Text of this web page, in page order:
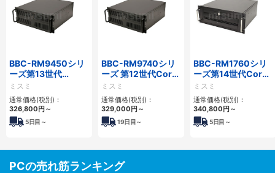
BBC-RM9450シリ
ーズ第13世代
Core・12世代
Celeron対応ラック
マウント4PCIe
ミスミ
通常価格(税別)：
326,800円～
5日目～
BBC-RM9740シリ
ーズ 第12世代Core
対応ラックマウント
FAPC4PCI・3PCIe
ミスミ
通常価格(税別)：
329,000円～
19日目～
BBC-RM1760シリ
ーズ第14世代Core
対応ラックマウント
3PCIe
ミスミ
通常価格(税別)：
340,800円～
5日目～
PCの売れ筋ランキング